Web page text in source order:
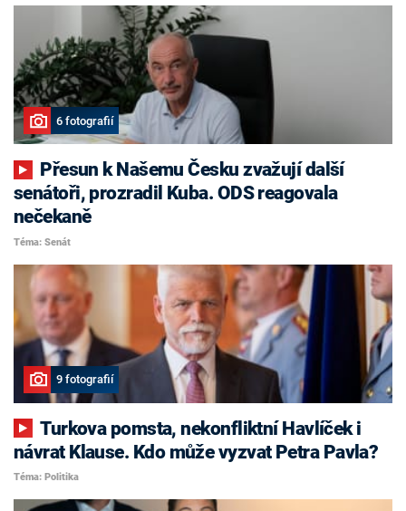
6 fotografií
senátoři, prozradil Kuba. ODS reagovala
nečekaně
Téma: Senát
9 fotografií
Turkova pomsta, nekonfliktní Havlíček i
návrat Klause. Kdo může vyzvat Petra Pavla?
Téma: Politika